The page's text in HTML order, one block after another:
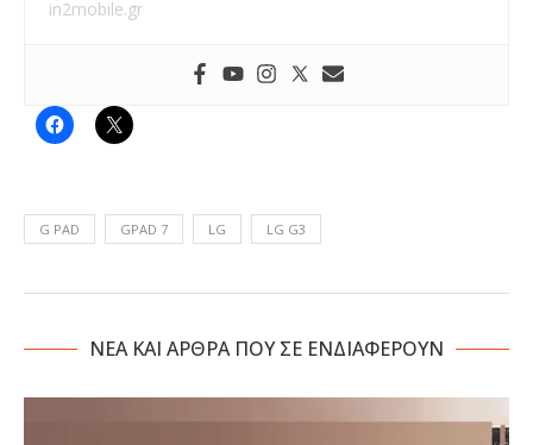
in2mobile.gr
G PAD GPAD 7 LG LG G3
NΕΑ ΚΑΙ ΑΡΘΡΑ ΠΟΥ ΣΕ ΕΝΔΙΑΦΕΡΟΥΝ